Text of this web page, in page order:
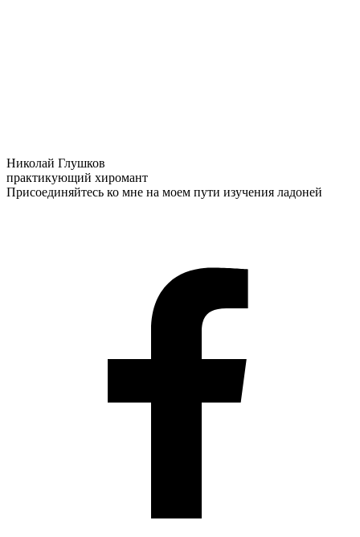
Николай Глушков
практикующий хиромант
Присоединяйтесь ко мне на моем пути изучения ладоней